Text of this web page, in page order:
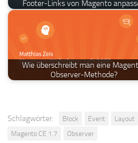
Footer-Links von Magento
Wie überschreibt man eine
Observer-Methode?
Schlagwörter: Block Event Layout
Magento CE 1.7
Observer